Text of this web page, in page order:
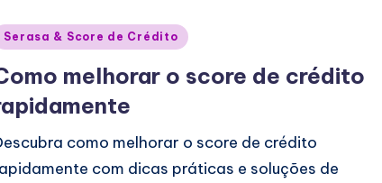
Serasa & Score de Crédito
melhorar o score de crédito
como melhorar o score de crédito
com dicas práticas e soluções de